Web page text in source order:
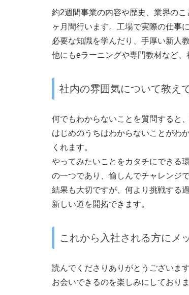
約2週間事業の内容や歴史、業界の
ヶ月間行います。工場で実際の仕事
必要な知識を学んだり、手厚い新人
他にもeラーニングや専門教材など
社内の雰囲気について教え
何でもわからないことを質問すると
はじめのうちはわからないことがわ
くれます。
やってみたいことをカタチにできる
の一つであり、愉しんでチャレンジ
結果も大切ですが、何より挑戦する
新しい道を開拓できます。
これから入社される方にメ
読んでくださりありがとうございます
お会いできるのを楽しみにしておりま